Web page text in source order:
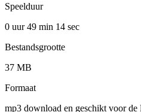
Speelduur
0 uur 49 min 14 sec
Bestandsgrootte
37 MB
Formaat
mp3 download en geschikt voor